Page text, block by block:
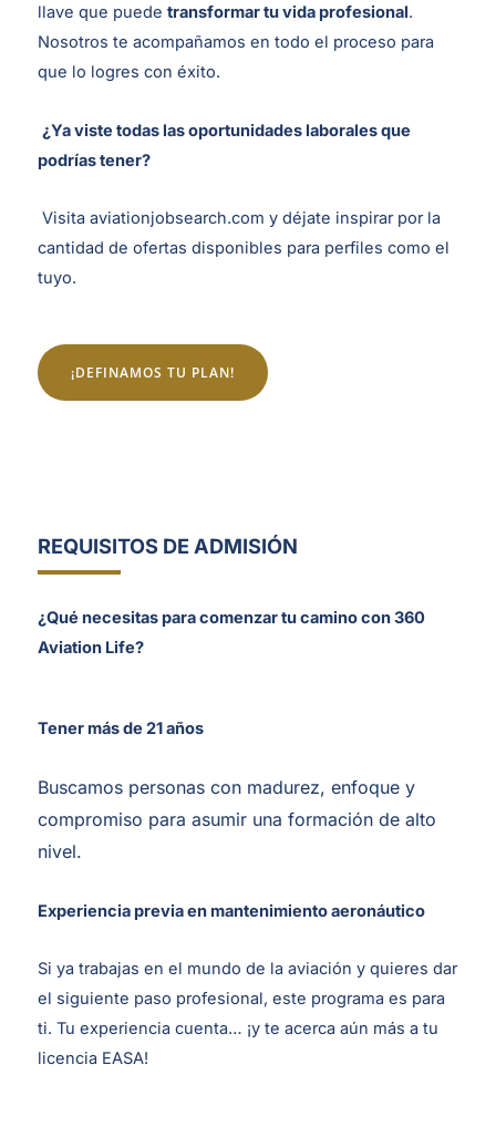
llave que puede transformar tu vida profesional.
Nosotros te acompañamos en todo el proceso para
que lo logres con éxito.
¿Ya viste todas las oportunidades laborales que
podrías tener?
Visita aviationjobsearch.com y déjate inspirar por la
cantidad de ofertas disponibles para perfiles como el
tuyo.
¡DEFINAMOS TU PLAN!
REQUISITOS DE ADMISIÓN
¿Qué necesitas para comenzar tu camino con 360
Aviation Life?
Tener más de 21 años
Buscamos personas con madurez, enfoque y
compromiso para asumir una formación de alto
nivel.
Experiencia previa en mantenimiento aeronáutico
Si ya trabajas en el mundo de la aviación y quieres dar
el siguiente paso profesional, este programa es para
ti. Tu experiencia cuenta… ¡y te acerca aún más a tu
licencia EASA!